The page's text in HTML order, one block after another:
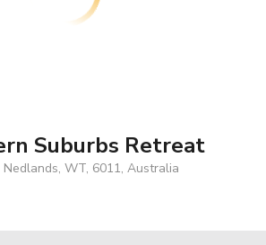
Suburbs Retreat
WT, 6011, Australia